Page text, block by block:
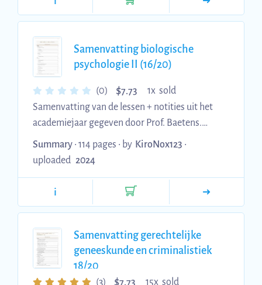
Samenvatting biologische
psychologie II (16/20)
(0) $7.73
1x sold
Samenvatting van de lessen + notities uit het
academiejaar gegeven door Prof. Baetens.
Bevat de nieuwe hoofdstukken. Er zijn
meerdere vriendinnen geslaagd met deze
veel succes!
Summary • 114 pages • by KiroNox123 •
uploaded 2024
i
Samenvatting gerechtelijke
geneeskunde en criminalistiek
18/20
(3) $7.73
15x sold